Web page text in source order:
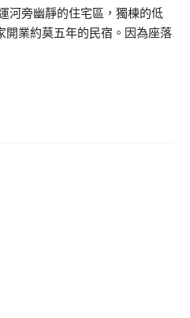
河旁幽靜的住宅區，獨棟的低
開業約莫五年的民宿。因為座落